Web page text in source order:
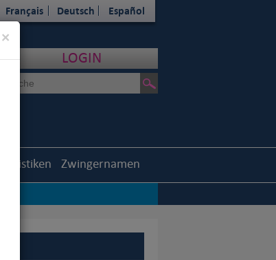
×
Français Deutsch Español
LOGIN
Statistiken Zwingernamen